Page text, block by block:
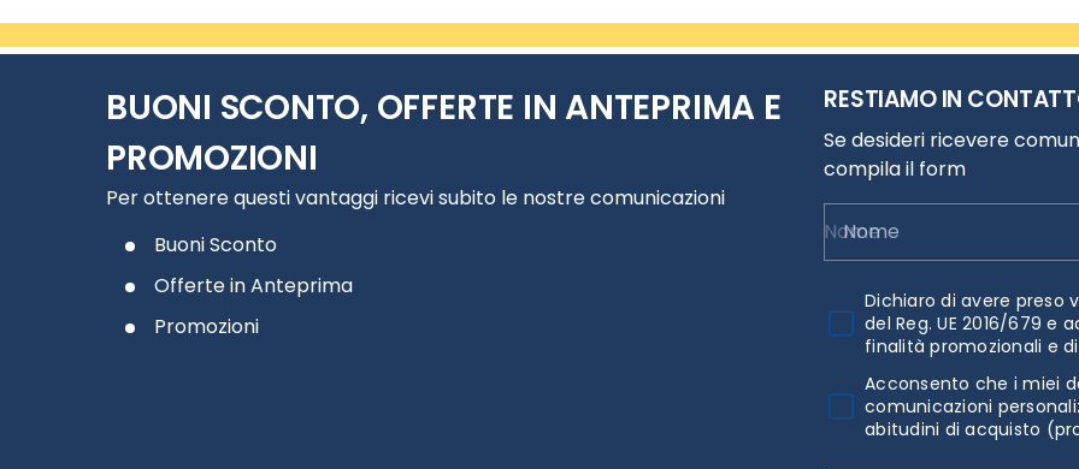
BUONI SCONTO, OFFERTE IN ANTEPRIMA E
PROMOZIONI
Per ottenere questi vantaggi ricevi subito le nostre comunicazioni
Buoni Sconto
Offerte in Anteprima
Promozioni
RESTIAMO IN
Se desideri ricevere
compila il form
Nome
Dichiaro di avere preso
del Reg. UE 2016/679
finalità promozionali e
Acconsento che i miei
comunicazioni
abitudini di acquisto